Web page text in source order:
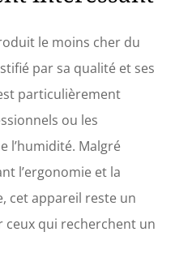
le moins cher du
par sa qualité et ses
particulièrement
ou les
l’humidité. Malgré
l’ergonomie et la
cet appareil reste un
qui recherchent un